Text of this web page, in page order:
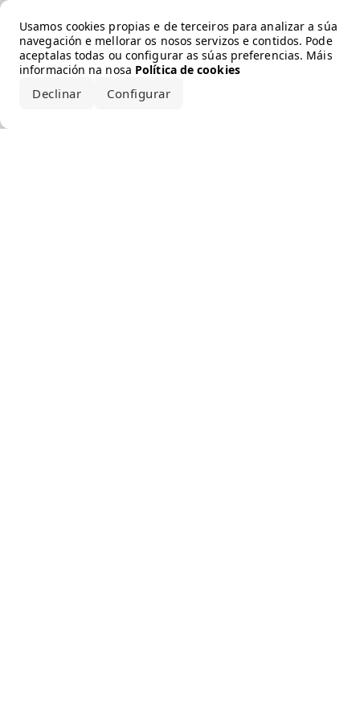
Usamos cookies propias e de terceiros para analizar a súa
navegación e mellorar os nosos servizos e contidos. Pode
aceptalas todas ou configurar as súas preferencias. Máis
información na nosa Política de cookies
Declinar Configurar
Error loading the brand